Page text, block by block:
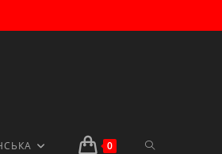
0 ПЕРЕМКНУТИ